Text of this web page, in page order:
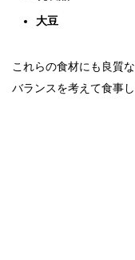
大豆
これらの食材にも良質
バランスを考えて食事し